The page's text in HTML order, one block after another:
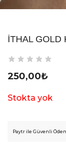
İTHAL GOLD
250,00₺
Stokta yok
Paytr ile Güvenli